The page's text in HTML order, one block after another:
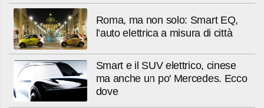
Roma, ma non solo: Smart EQ,
l’auto elettrica a misura di città
Smart e il SUV elettrico, cinese
ma anche un po' Mercedes. Ecco
dove